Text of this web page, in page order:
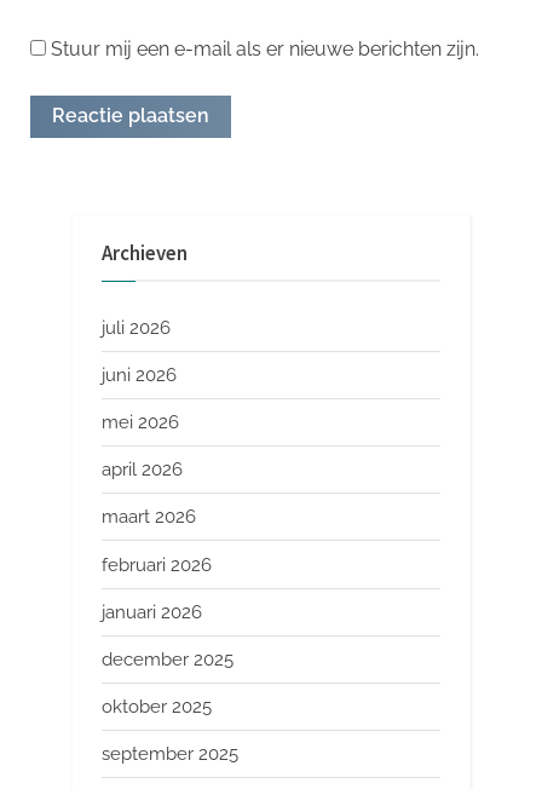
Stuur mij een e-mail als er nieuwe berichten zijn.
Archieven
juli 2026
juni 2026
mei 2026
april 2026
maart 2026
februari 2026
januari 2026
december 2025
oktober 2025
september 2025